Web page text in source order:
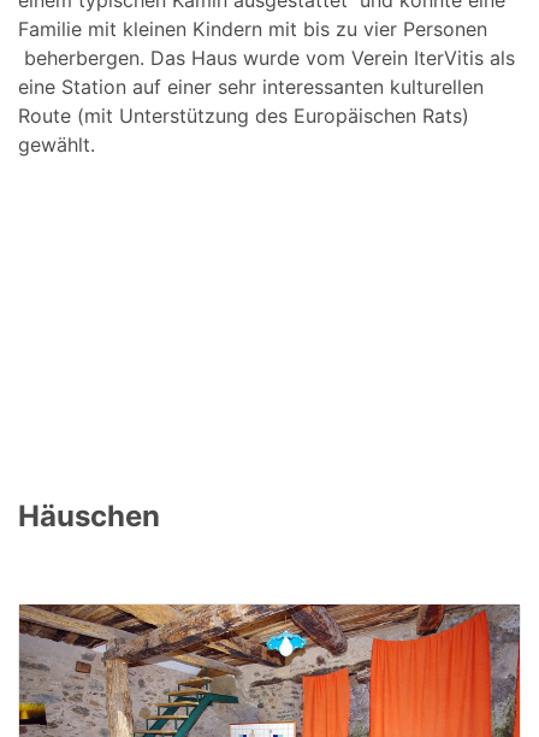
Familie mit kleinen Kindern mit bis zu vier Personen
beherbergen. Das Haus wurde vom Verein IterVitis als
eine Station auf einer sehr interessanten kulturellen
Route (mit Unterstützung des Europäischen Rats)
gewählt.
Häuschen